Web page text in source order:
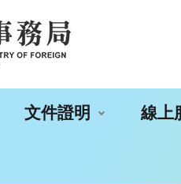
文件證明 線上